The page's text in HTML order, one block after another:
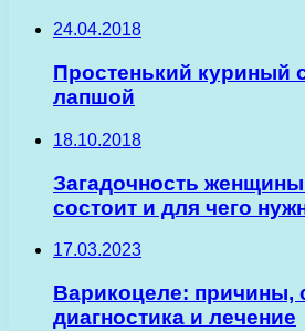
24.04.2018
Простенький куриный
лапшой
18.10.2018
Загадочность
состоит и для чего
17.03.2023
Варикоцеле: причины,
диагностика и лечение